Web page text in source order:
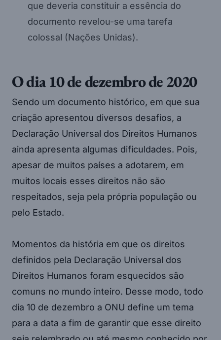
que deveria constituir a essência do
documento revelou-se uma tarefa
colossal (Nações Unidas).
O dia 10 de dezembro de 2020
Sendo um documento histórico, em que sua
criação apresentou diversos desafios, a
Declaração Universal dos Direitos Humanos
ainda apresenta algumas dificuldades. Pois,
apesar de muitos países a adotarem, em
muitos locais esses direitos não são
respeitados, seja pela própria população ou
pelo Estado.
Momentos da história em que os direitos
definidos pela Declaração Universal dos
Direitos Humanos foram esquecidos são
comuns no mundo inteiro. Desse modo, todo
dia 10 de dezembro a ONU define um tema
para a data a fim de garantir que esse direito